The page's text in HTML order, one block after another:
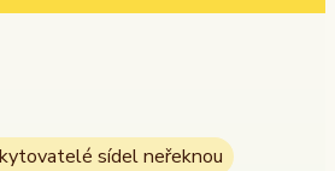
sídel neřeknou